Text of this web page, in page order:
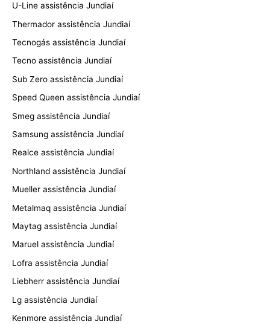
U-Line assistência Jundiaí
Thermador assistência Jundiaí
Tecnogás assistência Jundiaí
Tecno assistência Jundiaí
Sub Zero assistência Jundiaí
Speed Queen assistência Jundiaí
Smeg assistência Jundiaí
Samsung assistência Jundiaí
Realce assistência Jundiaí
Northland assistência Jundiaí
Mueller assistência Jundiaí
Metalmaq assistência Jundiaí
Maytag assistência Jundiaí
Maruel assistência Jundiaí
Lofra assistência Jundiaí
Liebherr assistência Jundiaí
Lg assistência Jundiaí
Kenmore assistência Jundiaí